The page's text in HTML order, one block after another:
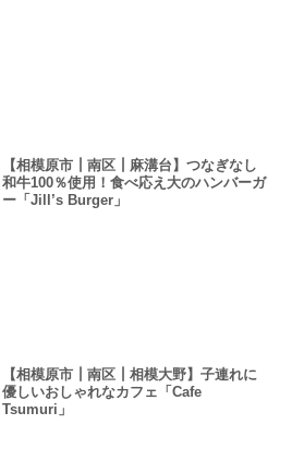
【相模原市┃南区┃麻溝台】つなぎなし
和牛100％使用！食べ応え大のハンバーガ
ー「Jill’s Burger」
【相模原市┃南区┃相模大野】子連れに
優しいおしゃれなカフェ「Cafe
Tsumuri」